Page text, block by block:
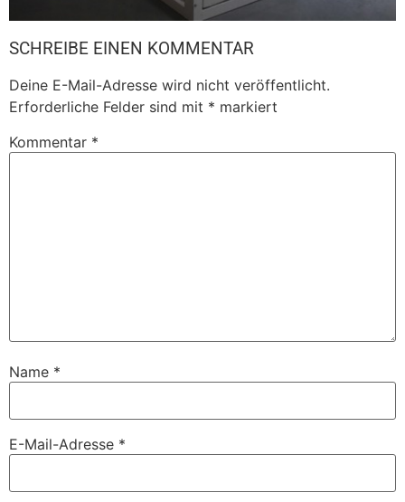
SCHREIBE EINEN KOMMENTAR
Deine E-Mail-Adresse wird nicht veröffentlicht.
Erforderliche Felder sind mit * markiert
Kommentar *
Name *
E-Mail-Adresse *